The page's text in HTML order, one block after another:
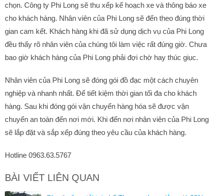
chọn. Công ty Phi Long sẽ thu xếp kế hoạch xe và thông báo xe
cho khách hàng. Nhân viên của Phi Long sẽ đến theo đúng thời
gian cam kết. Khách hàng khi đã sử dụng dịch vụ của Phi Long
đều thấy rõ nhân viên của chúng tôi làm việc rất đúng giờ. Chưa
bao giờ khách hàng của Phi Long phải đợi chờ hay thúc giục.
Nhân viên của Phi Long sẽ đóng gói đồ đạc một cách chuyên
nghiệp và nhanh nhất. Để tiết kiệm thời gian tối đa cho khách
hàng. Sau khi đóng gói vận chuyển hàng hóa sẽ được vận
chuyển an toàn đến nơi mới. Khi đến nơi nhân viên của Phi Long
sẽ lắp đặt và sắp xếp đúng theo yêu cầu của khách hàng.
Hotline 0963.63.5767
BÀI VIẾT LIÊN QUAN